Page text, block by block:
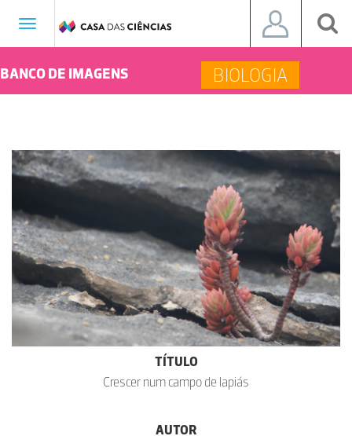
Toggle
BANCO DE IMAGENS BIOLOGIA
TÍTULO
Crescer num campo de lapiás
AUTOR